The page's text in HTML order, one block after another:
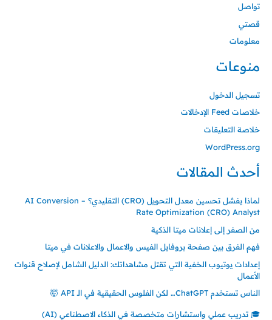
تواصل
قصتي
معلومات
منوعات
تسجيل الدخول
خلاصات Feed الإدخالات
خلاصة التعليقات
WordPress.org
أحدث المقالات
لماذا يفشل تحسين معدل التحويل (CRO) التقليدي؟ – AI Conversion
Rate Optimization (CRO) Analyst
من الصفر إلى إعلانات ميتا الذكية
فهم الفرق بين صفحة بروفايل الفيس والاعمال والاعلانات في ميتا
إعدادات يوتيوب الخفية التي تقتل مشاهداتك: الدليل الشامل لإصلاح قنوات
الأعمال
الناس تستخدم ChatGPT… لكن الفلوس الحقيقية في الـ API 🤯
🎓 تدريب عملي واستشارات متخصصة في الذكاء الاصطناعي (AI)